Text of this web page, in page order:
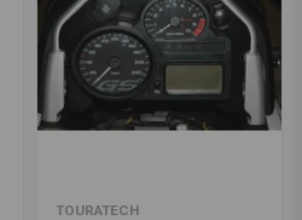
TOURATECH